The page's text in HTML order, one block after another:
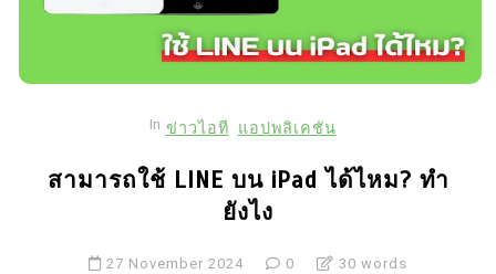
In ข่าวไอที แอปพลิเคชัน
สามารถใช้ LINE บน iPad ได้ไหม? ทำ
ยังไง
27 November 2024 0 30 words